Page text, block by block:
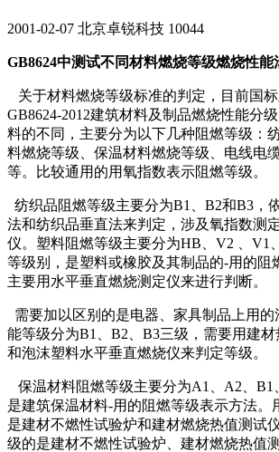
2001-02-07 北京卓锐科技 10044
GB8624中测试不同材料燃烧等级燃烧性
关于材料燃烧等级标准的判定，目前国
GB8624-2012建筑材料及制品燃烧性能分
料的不同，主要分为以下几种阻燃等级：
料燃烧等级、保温材料燃烧等级、电线电
等。比较通用的用氧指数表示阻燃等级。
纺织品阻燃等级主要分为B1、B2和B3，
法和纺织品垂直法来判定，涉及氧指数测
仪。塑料阻燃等级主要分为HB、V2 、V1
等级别，是塑料或橡胶及其制品的-用的阻
主要用水平垂直燃烧测定仪来进行判断。
需要加以区别的是电器、家具制品上用
能等级分为B1、B2、B3三级，需要用建
和泡沫塑料水平垂直燃烧仪来判定等级。
保温材料阻燃等级主要分为A1、A2、B1
是建筑保温材料-用的阻燃等级表示方法。
是建材不燃性试验炉和建材燃烧热值测试
级的是建材不燃性试验炉、建材燃烧热值